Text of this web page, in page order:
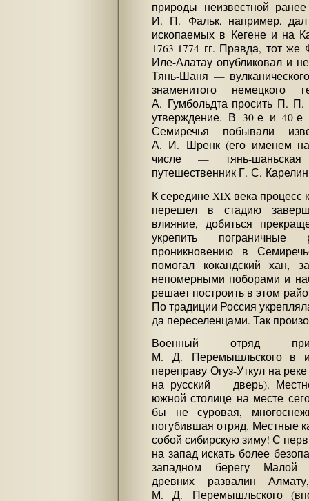
природы неизвестной
И. П. Фальк, например,
ископаемых в Кегене и на
1763-1774 гг. Правда, тот
Иле-Алатау опубликовал и
Тянь-Шаня —
знаменитого немецкого
А. Гумбольдта просить П. П.
утверждение. В 30-е и 40-
Семиречья побывали
А. И. Шренк (его именем
числе — тянь-шаньская
путешественник Г. С.
К середине XIX века процесс
перешел в стадию
влияние, добиться
укрепить пограничные
проникновению в
помогал кокандский хан,
непомерными поборами и
решает построить в этом
По традиции Россия
да переселенцами. Так
Военный отряд
М. Д. Перемышльского в
переправу Огуз-Уткул на
на русский — дверь).
южной столице на месте
бы не суровая,
погубившая отряд. Местные
собой сибирскую зиму! С
на запад искать более
западном берегу Малой
древних развалин
М. Д. Перемышльского